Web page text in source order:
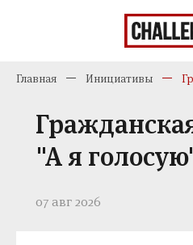
Главная Инициативы
"А я
07 авг 2026